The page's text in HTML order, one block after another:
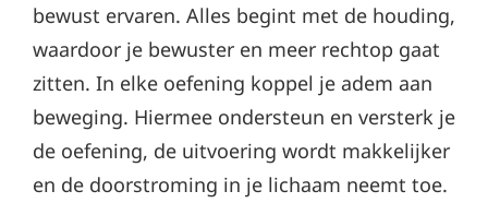
bewust ervaren. Alles begint met de houding,
waardoor je bewuster en meer rechtop gaat
zitten. In elke oefening koppel je adem aan
beweging. Hiermee ondersteun en versterk je
de oefening, de uitvoering wordt makkelijker
en de doorstroming in je lichaam neemt toe.